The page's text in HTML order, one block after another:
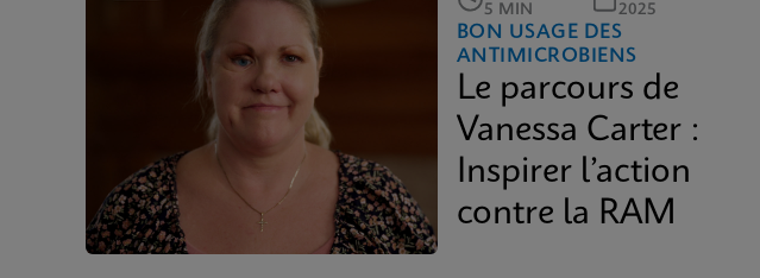
5 MIN
2025
BON USAGE DES
ANTIMICROBIENS
Le parcours de
Vanessa Carter :
Inspirer l’action
contre la RAM